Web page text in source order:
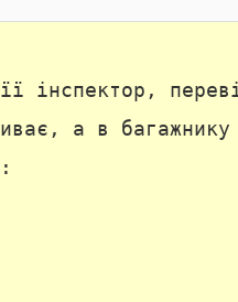
інспектор,
а в